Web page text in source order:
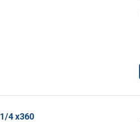
4 x360